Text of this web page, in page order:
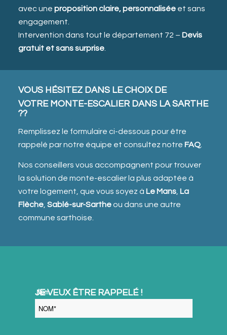
avec une proposition claire, personnaliséeet sans
engagement.
Intervention dans tout le département 72 – Devis
gratuit et sans surprise.
VOUS HÉSITEZ DANS LE CHOIX DE
VOTRE MONTE-ESCALIER DANS LA SARTHE
??
Remplissez le formulaire ci-dessous pour être
rappelé par notre équipe et consultez notre FAQ.
Nos conseillers vous accompagnent pour trouver
la solution de monte-escalier la plus adaptée à
votre logement, que vous soyez à Le Mans, La
Flèche, Sablé-sur-Sartheou dans une autre
commune sarthoise.
JE VEUX ÊTRE RAPPELÉ !
Nom